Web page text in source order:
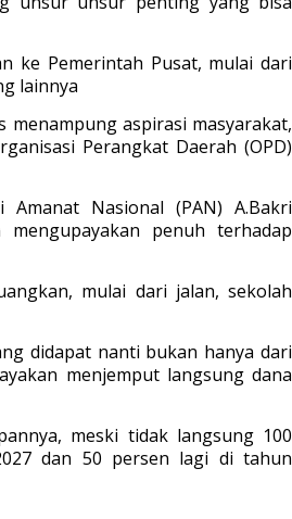
ke Pemerintah Pusat, mulai dari
lainnya
aspirasi masyarakat,
Perangkat Daerah (OPD)
Nasional (PAN) A.Bakri
penuh terhadap
mulai dari jalan, sekolah
didapat nanti bukan hanya dari
menjemput langsung dana
meski tidak langsung 100
dan 50 persen lagi di tahun